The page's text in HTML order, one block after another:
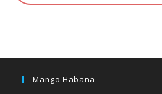
Mango Habana